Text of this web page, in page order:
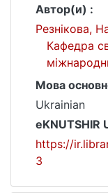
Автор(и) :
Резнікова,
Кафедра
Мова
Ukrainian
eKNUTSHIR
https://
3